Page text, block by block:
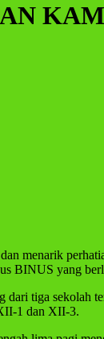
menarik
BINUS yang
tiga
1 dan XII-3.